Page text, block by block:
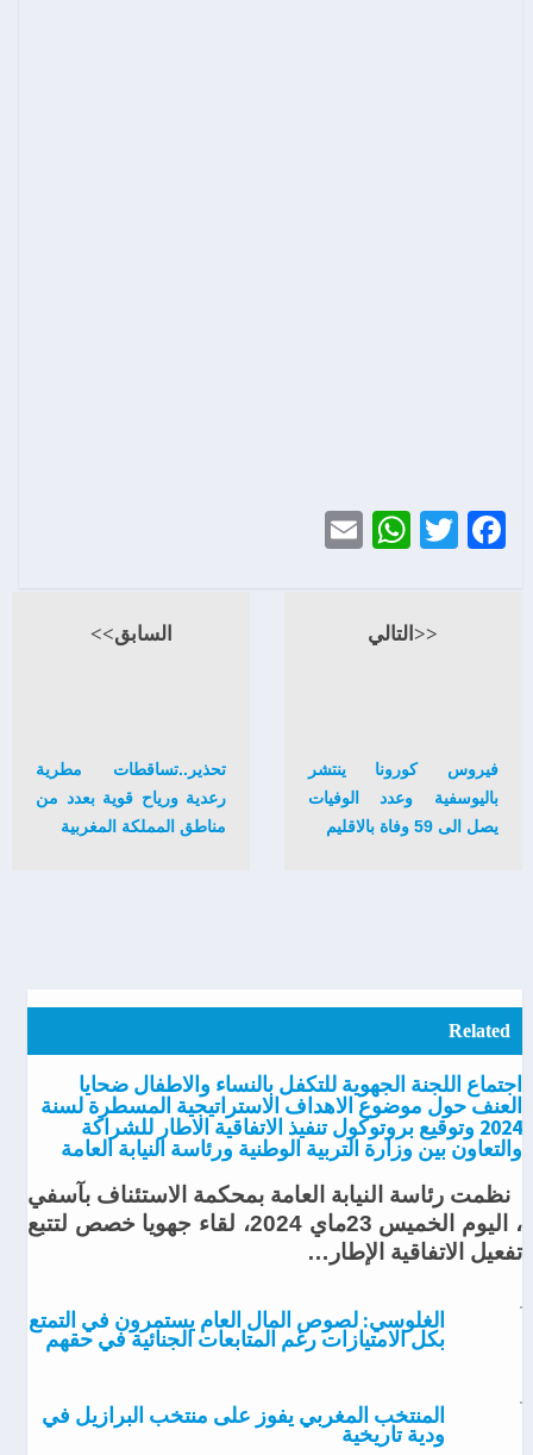
Facebook
Twitter
WhatsApp
السابق>>
تحذير..تساقطات مطرية
رعدية ورياح قوية بعدد من
مناطق المملكة المغربية
<<التالي
فيروس كورونا ينتشر
باليوسفية وعدد الوفيات
يصل الى 59 وفاة بالاقليم
Related
اجتماع اللجنة الجهوية للتكفل بالنساء والاطفال ضحايا
العنف حول موضوع الاهداف الاستراتيجية المسطرة لسنة
2024 وتوقيع بروتوكول تنفيذ الاتفاقية الاطار للشراكة
والتعاون بين وزارة التربية الوطنية ورئاسة النيابة العامة
نظمت رئاسة النيابة العامة بمحكمة الاستئناف بآسفي
، اليوم الخميس 23ماي 2024، لقاء جهويا خصص لتتبع
تفعيل الاتفاقية الإطار…
الغلوسي: لصوص المال العام يستمرون في التمتع
بكل الامتيازات رغم المتابعات الجنائية في حقهم
المنتخب المغربي يفوز على منتخب البرازيل في
ودية تاريخية